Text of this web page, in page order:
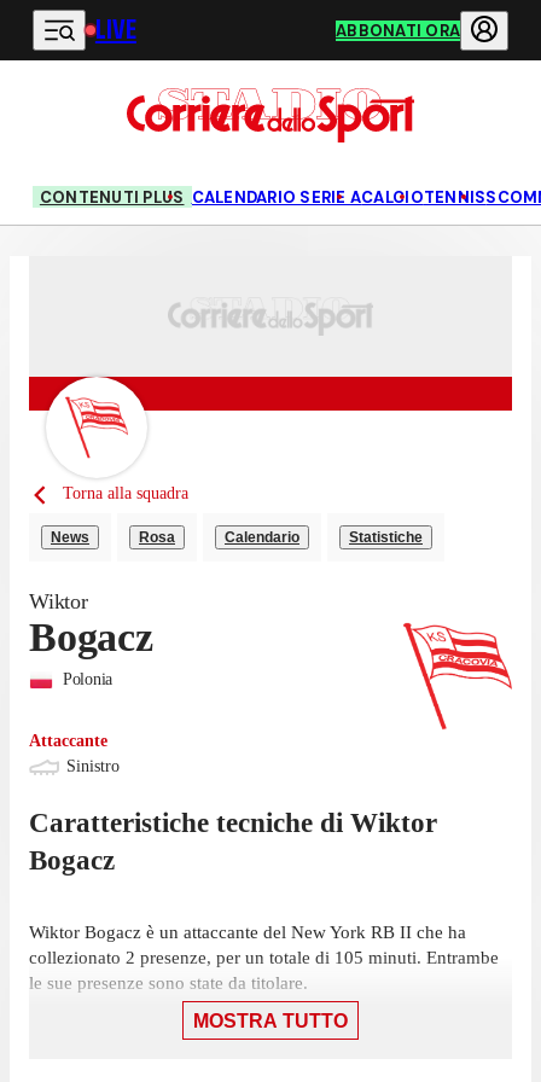
Vai al contenuto principale
LIVE ABBONATI ORA
CONTENUTI PLUS CALENDARIO SERIE ACALCIOTENNIS
Torna alla squadra
News Rosa Calendario Statistiche
Wiktor
Bogacz
Polonia
Attaccante
Sinistro
Caratteristiche tecniche di Wiktor
Bogacz
Wiktor Bogacz è un attaccante del New York RB II che ha
collezionato 2 presenze, per un totale di 105 minuti. Entrambe
le sue presenze sono state da titolare.
Il suo ultimo gol in campionato è stato nella sconfitta per 8-6
MOSTRA TUTTO